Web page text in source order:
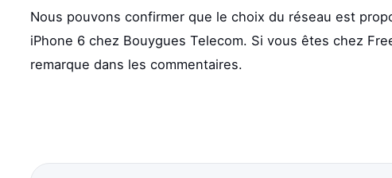
Nous pouvons confirmer que le choix du réseau est
iPhone 6 chez Bouygues Telecom. Si vous êtes chez
remarque dans les commentaires.